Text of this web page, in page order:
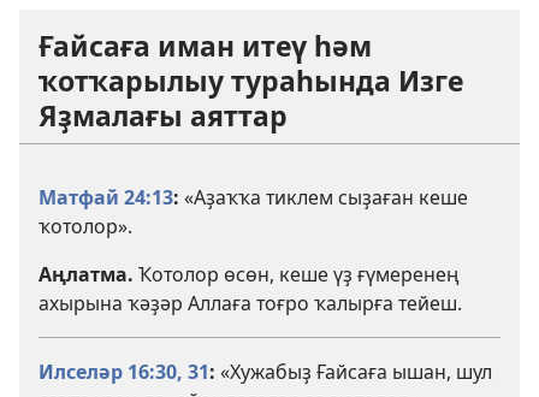
Ғайсаға иман итеү һәм
ҡотҡарылыу тураһында Изге
Яҙмалағы аяттар
Матфай 24:13: «Аҙаҡҡа тиклем сыҙаған кеше
ҡотолор».
Аңлатма. Ҡотолор өсөн, кеше үҙ ғүмеренең
ахырына ҡәҙәр Аллаға тоғро ҡалырға тейеш.
Илселәр 16:30, 31: «Хужабыҙ Ғайсаға ышан, шул